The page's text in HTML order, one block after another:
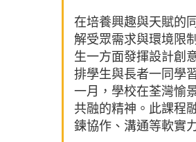
在培養興趣與天賦的
解受眾需求與環境限
生一方面發揮設計創
排學生與長者一同學
一月，學校在荃灣愉
共融的精神。此課程
鍊協作、溝通等軟實